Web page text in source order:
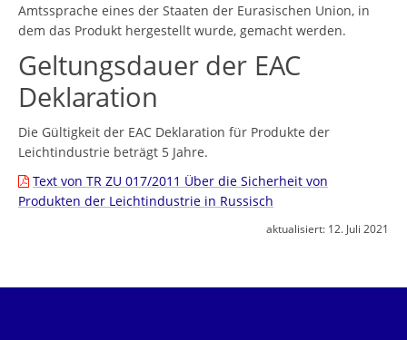
Amtssprache eines der Staaten der Eurasischen Union, in
dem das Produkt hergestellt wurde, gemacht werden.
Geltungsdauer der EAC
Deklaration
Die Gültigkeit der EAC Deklaration für Produkte der
Leichtindustrie beträgt 5 Jahre.
Text von TR ZU 017/2011 Über die Sicherheit von
Produkten der Leichtindustrie in Russisch
aktualisiert: 12. Juli 2021